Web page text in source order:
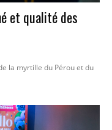
et qualité des
la myrtille du Pérou et du